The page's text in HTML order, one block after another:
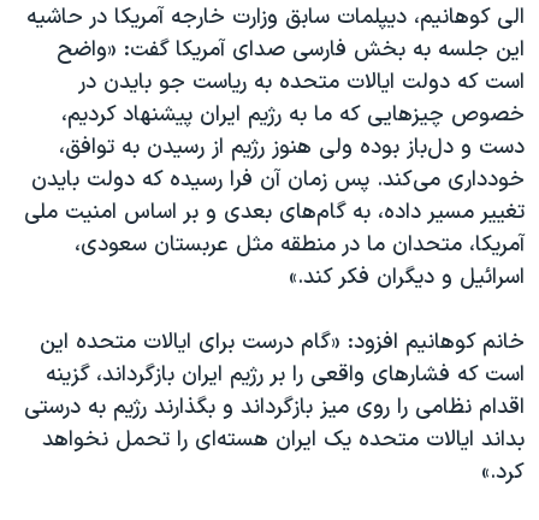
الی کوهانیم، دیپلمات سابق وزارت خارجه آمریکا در حاشیه
این جلسه به بخش فارسی صدای آمریکا گفت: «واضح
است که دولت ایالات متحده به ریاست جو بایدن در
خصوص چیزهایی که ما به رژیم ایران پیشنهاد کردیم،
دست و دل‌باز بوده ولی هنوز رژیم از رسیدن به توافق،
خودداری می‌کند. پس زمان آن فرا رسیده که دولت بایدن
تغییر مسیر داده، به گام‌های بعدی و بر اساس امنیت ملی
آمریکا، متحدان ما در منطقه مثل عربستان سعودی،
اسرائیل و دیگران فکر کند.»
خانم کوهانیم افزود: «گام درست برای ایالات متحده این
است که فشارهای واقعی را بر رژیم ایران بازگرداند، گزینه
اقدام نظامی را روی میز بازگرداند و بگذارند رژیم به درستی
بداند ایالات متحده یک ایران هسته‌ای را تحمل نخواهد
کرد.»